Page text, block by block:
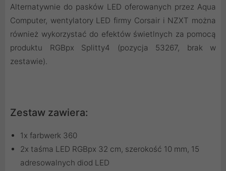
Alternatywnie do pasków LED oferowanych przez Aqua
Computer, wentylatory LED firmy Corsair i NZXT można
również wykorzystać do efektów świetlnych za pomocą
produktu RGBpx Splitty4 (pozycja 53267, brak w
zestawie).
Zestaw zawiera:
1x farbwerk 360
2x taśma LED RGBpx 32 cm, szerokość 10 mm, 15
adresowalnych diod LED